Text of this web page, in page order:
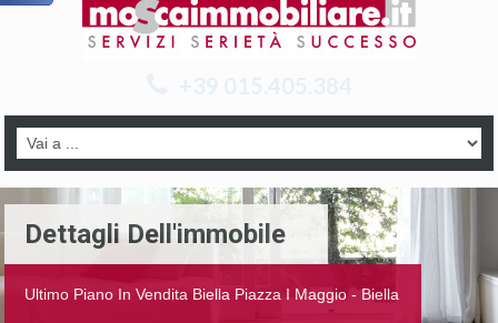
Dettagli Dell'immobile
Ultimo Piano In Vendita Biella Piazza I Maggio - Biella